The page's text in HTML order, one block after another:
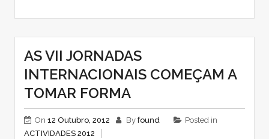
AS VII JORNADAS
INTERNACIONAIS COMEÇAM A
TOMAR FORMA
On 12 Outubro, 2012 By found
Posted in
ACTIVIDADES 2012